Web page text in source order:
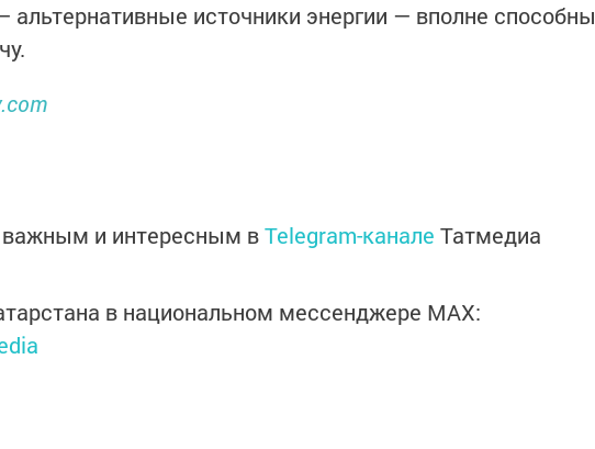
альтернативные источники энергии — вполне способны
и интересным вTelegram-канале Татмедиа
в национальном мессенджере MАХ: